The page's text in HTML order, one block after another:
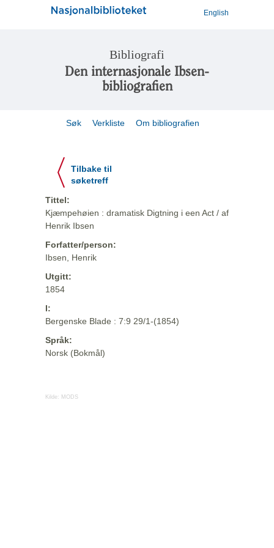
English
Bibliografi
Den internasjonale Ibsen-
bibliografien
Søk Verkliste Om bibliografien
Tilbake til
søketreff
Tittel:
Kjæmpehøien : dramatisk Digtning i een Act / af
Henrik Ibsen
Forfatter/person:
Ibsen, Henrik
Utgitt:
1854
I:
Bergenske Blade : 7:9 29/1-(1854)
Språk:
Norsk (Bokmål)
Kilde: MODS